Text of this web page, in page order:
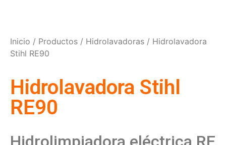
Inicio / Productos / Hidrolavadoras / Hidrolavadora
Stihl RE90
Hidrolavadora Stihl
RE90